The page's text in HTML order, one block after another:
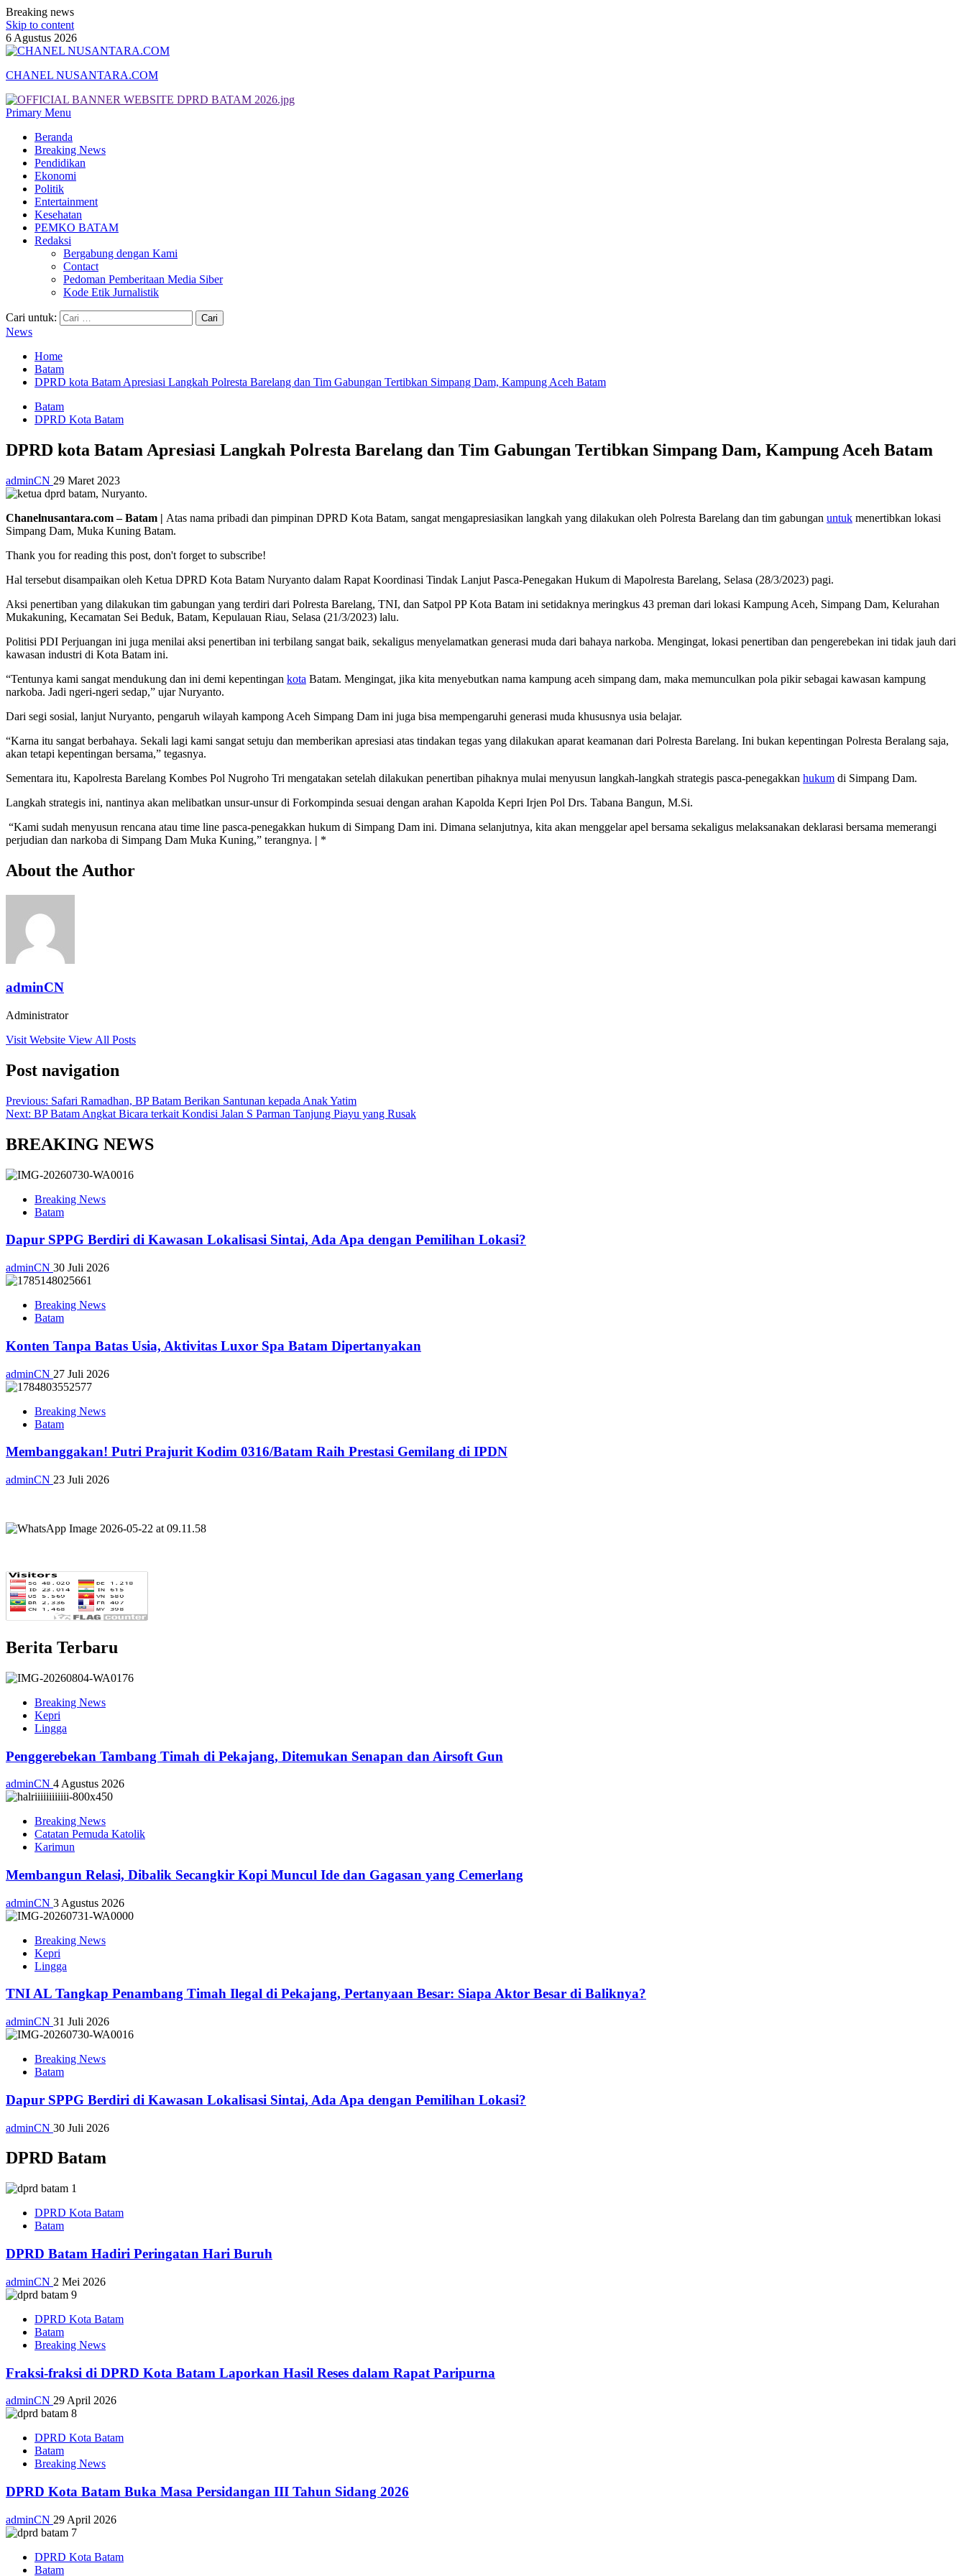
Breaking news
Skip to content
6 Agustus 2026
CHANEL NUSANTARA.COM
Primary Menu
Beranda
Breaking News
Pendidikan
Ekonomi
Politik
Entertainment
Kesehatan
PEMKO BATAM
Redaksi
Bergabung dengan Kami
Contact
Pedoman Pemberitaan Media Siber
Kode Etik Jurnalistik
Cari untuk:
News
Home
Batam
DPRD kota Batam Apresiasi Langkah Polresta Barelang dan Tim Gabungan Tertibkan Simpang Dam, Kampung Aceh Batam
Batam
DPRD Kota Batam
DPRD kota Batam Apresiasi Langkah Polresta Barelang dan Tim Gabungan Tertibkan Simpang Dam, Kampung Aceh Batam
adminCN 29 Maret 2023
Chanelnusantara.com – Batam | Atas nama pribadi dan pimpinan DPRD Kota Batam, sangat mengapresiasikan langkah yang dilakukan oleh Polresta Barelang dan tim gabungan untuk menertibkan lokasi
Simpang Dam, Muka Kuning Batam.
Thank you for reading this post, don't forget to subscribe!
Hal tersebut disampaikan oleh Ketua DPRD Kota Batam Nuryanto dalam Rapat Koordinasi Tindak Lanjut Pasca-Penegakan Hukum di Mapolresta Barelang, Selasa (28/3/2023) pagi.
Aksi penertiban yang dilakukan tim gabungan yang terdiri dari Polresta Barelang, TNI, dan Satpol PP Kota Batam ini setidaknya meringkus 43 preman dari lokasi Kampung Aceh, Simpang Dam, Kelurahan
Mukakuning, Kecamatan Sei Beduk, Batam, Kepulauan Riau, Selasa (21/3/2023) lalu.
Politisi PDI Perjuangan ini juga menilai aksi penertiban ini terbilang sangat baik, sekaligus menyelamatkan generasi muda dari bahaya narkoba. Mengingat, lokasi penertiban dan pengerebekan ini tidak jauh dari
kawasan industri di Kota Batam ini.
“Tentunya kami sangat mendukung dan ini demi kepentingan kota Batam. Mengingat, jika kita menyebutkan nama kampung aceh simpang dam, maka memunculkan pola pikir sebagai kawasan kampung
narkoba. Jadi ngeri-ngeri sedap,” ujar Nuryanto.
Dari segi sosial, lanjut Nuryanto, pengaruh wilayah kampong Aceh Simpang Dam ini juga bisa mempengaruhi generasi muda khususnya usia belajar.
“Karna itu sangat berbahaya. Sekali lagi kami sangat setuju dan memberikan apresiasi atas tindakan tegas yang dilakukan aparat keamanan dari Polresta Barelang. Ini bukan kepentingan Polresta Beralang saja,
akan tetapi kepentingan bersama,” tegasnya.
Sementara itu, Kapolresta Barelang Kombes Pol Nugroho Tri mengatakan setelah dilakukan penertiban pihaknya mulai menyusun langkah-langkah strategis pasca-penegakkan hukum di Simpang Dam.
Langkah strategis ini, nantinya akan melibatkan unsur-unsur di Forkompinda sesuai dengan arahan Kapolda Kepri Irjen Pol Drs. Tabana Bangun, M.Si.
“Kami sudah menyusun rencana atau time line pasca-penegakkan hukum di Simpang Dam ini. Dimana selanjutnya, kita akan menggelar apel bersama sekaligus melaksanakan deklarasi bersama memerangi
perjudian dan narkoba di Simpang Dam Muka Kuning,” terangnya. | *
About the Author
adminCN
Administrator
Visit Website View All Posts
Post navigation
Previous: Safari Ramadhan, BP Batam Berikan Santunan kepada Anak Yatim
Next: BP Batam Angkat Bicara terkait Kondisi Jalan S Parman Tanjung Piayu yang Rusak
BREAKING NEWS
Breaking News
Batam
Dapur SPPG Berdiri di Kawasan Lokalisasi Sintai, Ada Apa dengan Pemilihan Lokasi?
adminCN 30 Juli 2026
Breaking News
Batam
Konten Tanpa Batas Usia, Aktivitas Luxor Spa Batam Dipertanyakan
adminCN 27 Juli 2026
Breaking News
Batam
Membanggakan! Putri Prajurit Kodim 0316/Batam Raih Prestasi Gemilang di IPDN
adminCN 23 Juli 2026
Berita Terbaru
Breaking News
Kepri
Lingga
Penggerebekan Tambang Timah di Pekajang, Ditemukan Senapan dan Airsoft Gun
adminCN 4 Agustus 2026
Breaking News
Catatan Pemuda Katolik
Karimun
Membangun Relasi, Dibalik Secangkir Kopi Muncul Ide dan Gagasan yang Cemerlang
adminCN 3 Agustus 2026
Breaking News
Kepri
Lingga
TNI AL Tangkap Penambang Timah Ilegal di Pekajang, Pertanyaan Besar: Siapa Aktor Besar di Baliknya?
adminCN 31 Juli 2026
Breaking News
Batam
Dapur SPPG Berdiri di Kawasan Lokalisasi Sintai, Ada Apa dengan Pemilihan Lokasi?
adminCN 30 Juli 2026
DPRD Batam
DPRD Kota Batam
Batam
DPRD Batam Hadiri Peringatan Hari Buruh
adminCN 2 Mei 2026
DPRD Kota Batam
Batam
Breaking News
Fraksi-fraksi di DPRD Kota Batam Laporkan Hasil Reses dalam Rapat Paripurna
adminCN 29 April 2026
DPRD Kota Batam
Batam
Breaking News
DPRD Kota Batam Buka Masa Persidangan III Tahun Sidang 2026
adminCN 29 April 2026
DPRD Kota Batam
Batam